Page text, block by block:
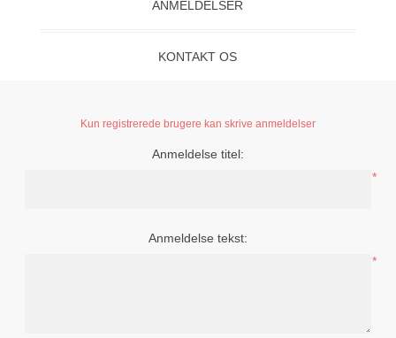
ANMELDELSER
KONTAKT OS
Kun registrerede brugere kan skrive anmeldelser
Anmeldelse titel:
*
Anmeldelse tekst:
*